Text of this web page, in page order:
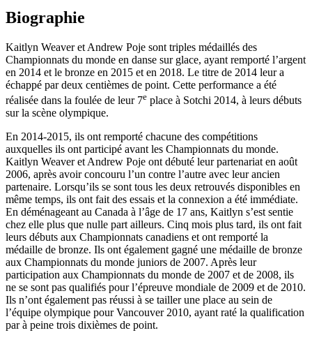
Biographie
Kaitlyn Weaver et Andrew Poje sont triples médaillés des
Championnats du monde en danse sur glace, ayant remporté l’argent
en 2014 et le bronze en 2015 et en 2018. Le titre de 2014 leur a
échappé par deux centièmes de point. Cette performance a été
réalisée dans la foulée de leur 7e place à Sotchi 2014, à leurs débuts
sur la scène olympique.
En 2014-2015, ils ont remporté chacune des compétitions
auxquelles ils ont participé avant les Championnats du monde.
Kaitlyn Weaver et Andrew Poje ont débuté leur partenariat en août
2006, après avoir concouru l’un contre l’autre avec leur ancien
partenaire. Lorsqu’ils se sont tous les deux retrouvés disponibles en
même temps, ils ont fait des essais et la connexion a été immédiate.
En déménageant au Canada à l’âge de 17 ans, Kaitlyn s’est sentie
chez elle plus que nulle part ailleurs. Cinq mois plus tard, ils ont fait
leurs débuts aux Championnats canadiens et ont remporté la
médaille de bronze. Ils ont également gagné une médaille de bronze
aux Championnats du monde juniors de 2007. Après leur
participation aux Championnats du monde de 2007 et de 2008, ils
ne se sont pas qualifiés pour l’épreuve mondiale de 2009 et de 2010.
Ils n’ont également pas réussi à se tailler une place au sein de
l’équipe olympique pour Vancouver 2010, ayant raté la qualification
par à peine trois dixièmes de point.